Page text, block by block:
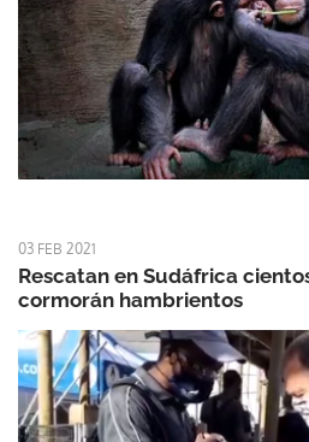
03 FEB 2021
Rescatan en Sudáfrica
cormorán hambrientos